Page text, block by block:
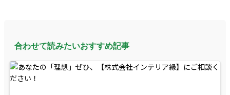
合わせて読みたいおすすめ記事